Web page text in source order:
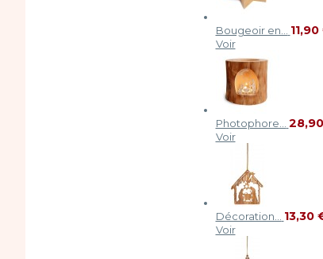
Bougeoir en...
Voir
Photophore...
Voir
Décoration... 13,30
Voir